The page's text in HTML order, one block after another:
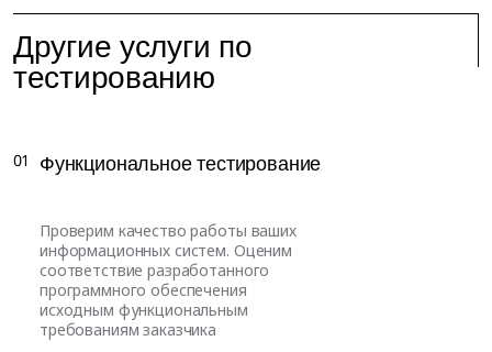
Другие услуги по
тестированию
Функциональное тестирование
Проверим качество работы ваших
информационных систем. Оценим
соответствие разработанного
программного обеспечения
исходным функциональным
требованиям заказчика
01